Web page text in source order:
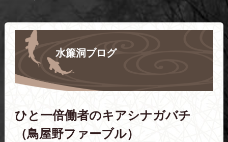
水簾洞ブログ
ひと一倍働者のキアシナガバチ
（鳥屋野ファーブル）